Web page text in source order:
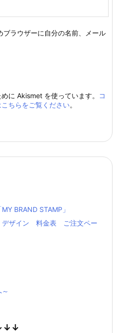
ブラウザーに自分の名前、メール
に Akismet を使っています。
コ
ちらをご覧ください。
BRAND STAMP」
デザイン 料金表 ご注文ペー